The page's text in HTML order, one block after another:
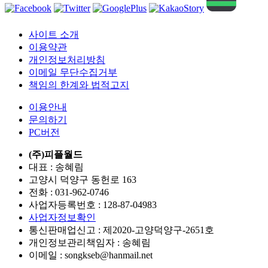
사이트 소개
이용약관
개인정보처리방침
이메일 무단수집거부
책임의 한계와 법적고지
이용안내
문의하기
PC버전
(주)피플월드
대표 : 송혜림
고양시 덕양구 동헌로 163
전화 : 031-962-0746
사업자등록번호 : 128-87-04983
사업자정보확인
통신판매업신고 : 제2020-고양덕양구-2651호
개인정보관리책임자 : 송혜림
이메일 : songkseb@hanmail.net